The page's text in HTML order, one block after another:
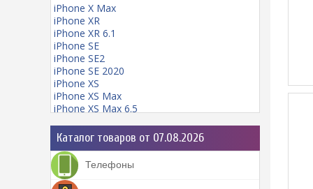
iPhone X Max
iPhone XR
iPhone XR 6.1
iPhone SE
iPhone SE2
iPhone SE 2020
iPhone XS
iPhone XS Max
iPhone XS Max 6.5
iPhone 11 mini
iPhone 11 Pro
iPhone 11 Pro Max
iPhone 12
iPhone 12 Pro
Каталог товаров от 07.08.2026
Телефоны